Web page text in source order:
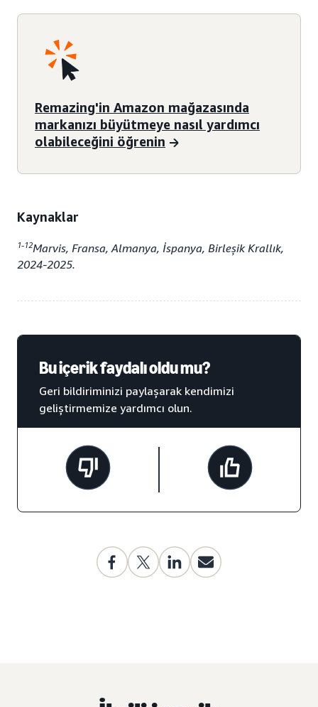
Remazing'in Amazon mağazasında
markanızı büyütmeye nasıl yardımcı
olabileceğini öğrenin
Kaynaklar
1-12Marvis, Fransa, Almanya, İspanya, Birleşik Krallık,
2024-2025.
Bu içerik faydalı oldu mu?
Geri bildiriminizi paylaşarak kendimizi
geliştirmemize yardımcı olun.